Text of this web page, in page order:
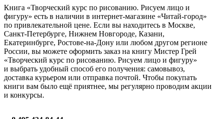
Книга «Творческий курс по рисованию. Рисуем лицо и
фигуру» есть в наличии в интернет-магазине «Читай-город»
по привлекательной цене. Если вы находитесь в Москве,
Санкт-Петербурге, Нижнем Новгороде, Казани,
Екатеринбурге, Ростове-на-Дону или любом другом регионе
России, вы можете оформить заказ на книгу Мистер Грей
«Творческий курс по рисованию. Рисуем лицо и фигуру»
и выбрать удобный способ его получения: самовывоз,
доставка курьером или отправка почтой. Чтобы покупать
книги вам было ещё приятнее, мы регулярно проводим акции
и конкурсы.